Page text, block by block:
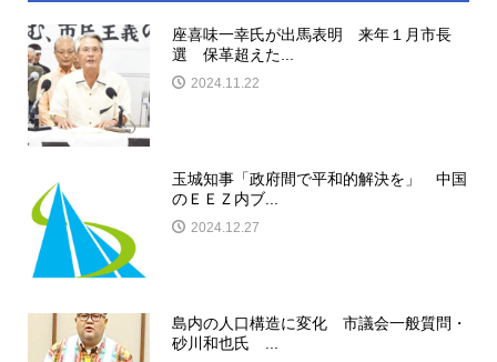
座喜味一幸氏が出馬表明 来年１月市長
選 保革超えた...
2024.11.22
玉城知事「政府間で平和的解決を」 中国
のＥＥＺ内ブ...
2024.12.27
島内の人口構造に変化 市議会一般質問・
砂川和也氏 ...